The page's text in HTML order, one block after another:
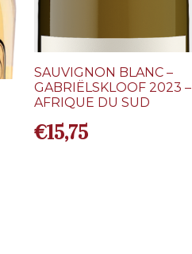
SAUVIGNON BLANC –
GABRIËLSKLOOF 2023 –
AFRIQUE DU SUD
€15,75